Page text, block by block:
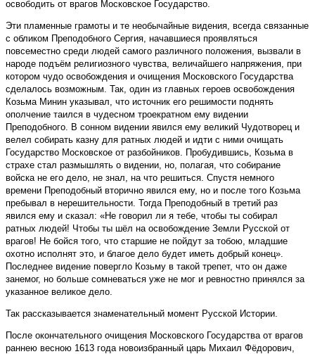
освободить от врагов Московское Государство.
Эти пламенные грамоты и те необычайные видения, всегда связанные
с обликом Преподобного Сергия, начавшиеся проявляться
повсеместно среди людей самого различного положения, вызвали в
народе подъём религиозного чувства, величайшего напряжения, при
котором чудо освобождения и очищения Московского Государства
сделалось возможным. Так, один из главных героев освобождения
Козьма Минин указывал, что источник его решимости поднять
ополчение таился в чудесном троекратном ему видении
Преподобного. В сонном видении явился ему великий Чудотворец и
велел собирать казну для ратных людей и идти с ними очищать
Государство Московское от разбойников. Пробудившись, Козьма в
страхе стал размышлять о видении, но, полагая, что собирание
войска не его дело, не знал, на что решиться. Спустя немного
времени Преподобный вторично явился ему, но и после того Козьма
пребывал в нерешительности. Тогда Преподобный в третий раз
явился ему и сказал: «Не говорил ли я тебе, чтобы ты собирал
ратных людей! Чтобы ты шёл на освобождение Земли Русской от
врагов! Не бойся того, что старшие не пойдут за тобою, младшие
охотно исполнят это, и благое дело будет иметь добрый конец».
Последнее видение повергло Козьму в такой трепет, что он даже
занемог, но больше сомневаться уже не мог и ревностно принялся за
указанное великое дело.
Так рассказывается знаменательный момент Русской Истории.
После окончательного очищения Московского Государства от врагов
раннею весною 1613 года новоизбранный царь Михаил Фёдорович,